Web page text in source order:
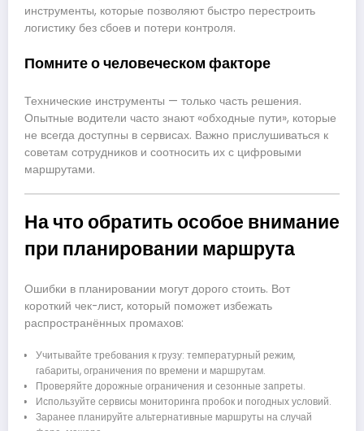
инструменты, которые позволяют быстро перестроить
логистику без сбоев и потери контроля.
Помните о человеческом факторе
Технические инструменты — только часть решения.
Опытные водители часто знают «обходные пути», которые
не всегда доступны в сервисах. Важно прислушиваться к
советам сотрудников и соотносить их с цифровыми
маршрутами.
На что обратить особое внимание
при планировании маршрута
Ошибки в планировании могут дорого стоить. Вот
короткий чек-лист, который поможет избежать
распространённых промахов:
Учитывайте требования к грузу: температурный режим,
габариты, ограничения по времени и маршрутам.
Проверяйте дорожные ограничения и сезонные запреты.
Используйте сервисы мониторинга пробок и погодных условий.
Заранее планируйте альтернативные маршруты на случай